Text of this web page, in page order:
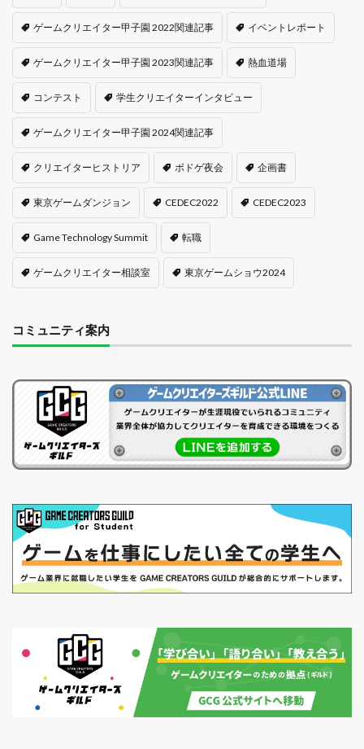
ゲームクリエイター甲子園 2022関連記事 イベントレポート
ゲームクリエイター甲子園 2023関連記事 熱血道場
コンテスト 学生クリエイターインタビュー
ゲームクリエイター甲子園 2024関連記事
クリエイターヒストリア ボドゲ夜会 企画書
東京ゲームダンジョン CEDEC2022 CEDEC2023
Game Technology Summit 転職
ゲームクリエイター相談室 東京ゲームショウ2024
コミュニティ案内